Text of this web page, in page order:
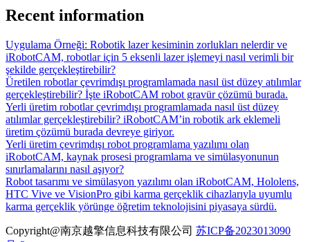
Recent information
Uygulama Örneği: Robotik lazer kesiminin zorlukları nelerdir ve
iRobotCAM, robotlar için 5 eksenli lazer işlemeyi nasıl verimli bir
şekilde gerçekleştirebilir?
Üretilen robotlar çevrimdışı programlamada nasıl üst düzey atılımlar
gerçekleştirebilir? İşte iRobotCAM robot gravür çözümü burada.
Yerli üretim robotlar çevrimdışı programlamada nasıl üst düzey
atılımlar gerçekleştirebilir? iRobotCAM’in robotik ark eklemeli
üretim çözümü burada devreye giriyor.
Yerli üretim çevrimdışı robot programlama yazılımı olan
iRobotCAM, kaynak prosesi programlama ve simülasyonunun
sınırlamalarını nasıl aşıyor?
Robot tasarımı ve simülasyon yazılımı olan iRobotCAM, Hololens,
HTC Vive ve VisionPro gibi karma gerçeklik cihazlarıyla uyumlu
karma gerçeklik yörünge öğretim teknolojisini piyasaya sürdü.
Copyright@南京越擎信息科技有限公司 苏ICP备2023013090